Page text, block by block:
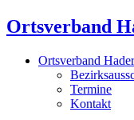
Ortsverband
Ortsverband
Termine
Kontakt